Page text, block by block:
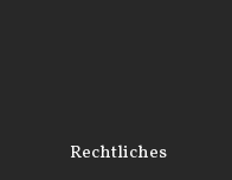
Rechtliches